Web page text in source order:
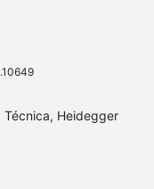
Heidegger